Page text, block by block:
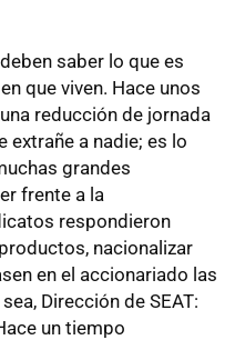
saber lo que es
que viven. Hace unos
reducción de jornada
extrañe a nadie; es lo
grandes
frente a la
respondieron
nacionalizar
en el accionariado las
Dirección de SEAT:
un tiempo